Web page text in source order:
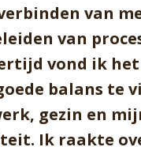
van
van
vond ik
balans te
gezin en
Ik raakte